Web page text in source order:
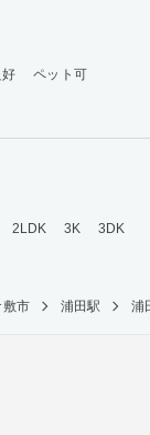
ペット可
2LDK 3K
3DK
敷市 浦田駅 浦